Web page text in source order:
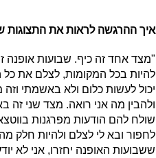
איך ההרגשה לראות את התצוגות
"מצד אחד זה כיף. שבועות אופנה
להיות בכל המקומות, לצלם את כל
יכול לעשות כלום ולא באשמתי
ולהבין מה אני רואה. מצד שני זה
שולח להם הודעות מפרגנות
לחפור ובא לי לצלם ולהיות חלק
ששבועות האופנה יחזרו, אני לא